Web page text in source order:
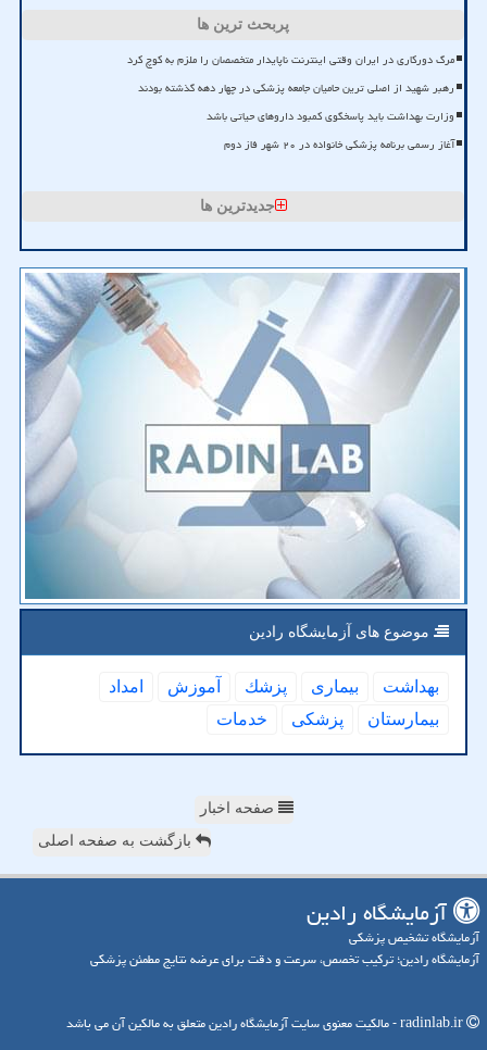
پربحث ترین ها
مرگ دورکاری در ایران وقتی اینترنت ناپایدار متخصصان را ملزم به کوچ کرد
رهبر شهید از اصلی ترین حامیان جامعه پزشکی در چهار دهه گذشته بودند
وزارت بهداشت باید پاسخگوی کمبود داروهای حیاتی باشد
آغاز رسمی برنامه پزشکی خانواده در ۲۰ شهر فاز دوم
جدیدترین ها
موضوع های آزمایشگاه رادین
بهداشت بیماری پزشك آموزش
امداد
بیمارستان
پزشكی خدمات
صفحه اخبار
بازگشت به صفحه اصلی
آزمایشگاه رادین
آزمایشگاه تشخیص پزشکی
آزمایشگاه رادین؛ ترکیب تخصص، سرعت و دقت برای عرضه نتایج مطمئن پزشکی